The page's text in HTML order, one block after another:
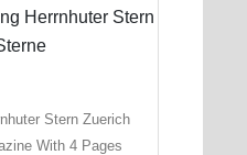
Stern Zuerich
With 4 Pages